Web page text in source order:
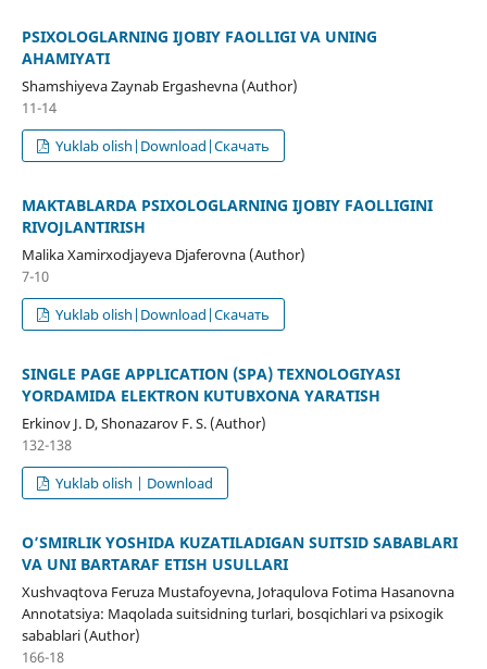
PSIXOLOGLARNING IJOBIY FAOLLIGI VA UNING
AHAMIYATI
Shamshiyeva Zaynab Ergashevna (Author)
11-14
Yuklab olish|Download|Скачать
MAKTABLARDA PSIXOLOGLARNING IJOBIY FAOLLIGINI
RIVOJLANTIRISH
Malika Xamirxodjayeva Djaferovna (Author)
7-10
Yuklab olish|Download|Скачать
SINGLE PAGE APPLICATION (SPA) TEXNOLOGIYASI
YORDAMIDA ELEKTRON KUTUBXONA YARATISH
Erkinov J. D, Shonazarov F. S. (Author)
132-138
Yuklab olish | Download
O’SMIRLIK YOSHIDA KUZATILADIGAN SUITSID SABABLARI
VA UNI BARTARAF ETISH USULLARI
Xushvaqtova Feruza Mustafoyevna, Joʻraqulova Fotima Hasanovna
Annotatsiya: Maqolada suitsidning turlari, bosqichlari va psixogik
sabablari (Author)
166-18